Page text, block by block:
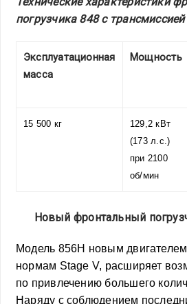
погрузчика 848 с трансмиссией
Эксплуатационная
масса
Мощность
15 500 кг
129,2 кВт
(173 л.с.)
при 2100
об/мин
Новый фронтальный
Модель 856H новым
нормам Stage V, расширяет
по привлечению большего
Наряду с соблюдением